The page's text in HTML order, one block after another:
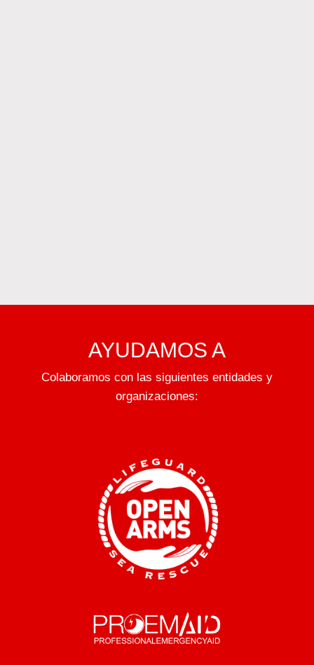
AYUDAMOS A
Colaboramos con las siguientes entidades y
organizaciones: